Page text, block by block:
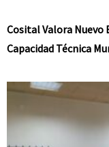
Cosital Valora
Capacidad Técnica